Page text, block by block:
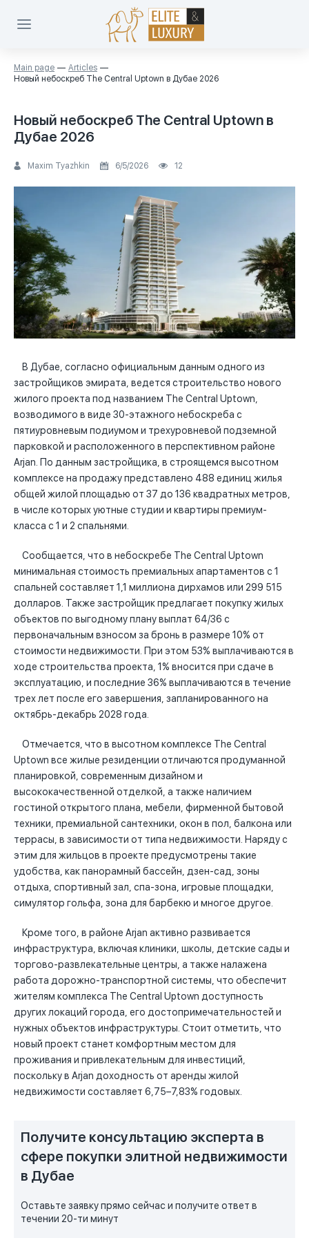
Main page
Articles
Новый небоскреб The Central Uptown в Дубае 2026
Новый небоскреб The Central Uptown в
Дубае 2026
Maxim Tyazhkin 6/5/2026 12
В Дубае, согласно официальным данным одного из
застройщиков эмирата, ведется строительство нового
жилого проекта под названием The Central Uptown,
возводимого в виде 30-этажного небоскреба с
пятиуровневым подиумом и трехуровневой подземной
парковкой и расположенного в перспективном районе
Arjan. По данным застройщика, в строящемся высотном
комплексе на продажу представлено 488 единиц жилья
общей жилой площадью от 37 до 136 квадратных метров,
в числе которых уютные студии и квартиры премиум-
класса с 1 и 2 спальнями.
Сообщается, что в небоскребе The Central Uptown
минимальная стоимость премиальных апартаментов с 1
спальней составляет 1,1 миллиона дирхамов или 299 515
долларов. Также застройщик предлагает покупку жилых
объектов по выгодному плану выплат 64/36 с
первоначальным взносом за бронь в размере 10% от
стоимости недвижимости. При этом 53% выплачиваются в
ходе строительства проекта, 1% вносится при сдаче в
эксплуатацию, и последние 36% выплачиваются в течение
трех лет после его завершения, запланированного на
октябрь-декабрь 2028 года.
Отмечается, что в высотном комплексе The Central
Uptown все жилые резиденции отличаются продуманной
планировкой, современным дизайном и
высококачественной отделкой, а также наличием
гостиной открытого плана, мебели, фирменной бытовой
техники, премиальной сантехники, окон в пол, балкона или
террасы, в зависимости от типа недвижимости. Наряду с
этим для жильцов в проекте предусмотрены такие
удобства, как панорамный бассейн, дзен-сад, зоны
отдыха, спортивный зал, спа-зона, игровые площадки,
симулятор гольфа, зона для барбекю и многое другое.
Кроме того, в районе Arjan активно развивается
инфраструктура, включая клиники, школы, детские сады и
торгово-развлекательные центры, а также налажена
работа дорожно-транспортной системы, что обеспечит
жителям комплекса The Central Uptown доступность
других локаций города, его достопримечательностей и
нужных объектов инфраструктуры. Стоит отметить, что
новый проект станет комфортным местом для
проживания и привлекательным для инвестиций,
поскольку в Arjan доходность от аренды жилой
недвижимости составляет 6,75–7,83% годовых.
Получите консультацию эксперта в
сфере покупки элитной недвижимости
в Дубае
Оставьте заявку прямо сейчас и получите ответ в
течении 20-ти минут